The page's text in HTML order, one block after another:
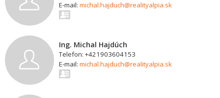
E-mail: michal.hajduch@realityalpia.sk
Ing. Michal Hajdúch
Telefon: +421903604153
E-mail: michal.hajduch@realityalpia.sk